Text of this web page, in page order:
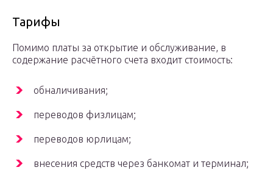
Тарифы
Помимо платы за открытие и обслуживание, в
содержание расчётного счета входит стоимость:
обналичивания;
переводов физлицам;
переводов юрлицам;
внесения средств через банкомат и терминал;